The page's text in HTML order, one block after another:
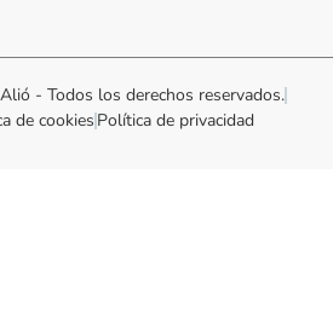
- Todos los derechos reservados.
de cookies Política de privacidad